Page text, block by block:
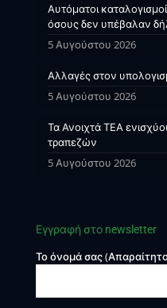
Αυτόματοι
όσους δεν υπέβαλαν
5 Αυγούστου 2026
Αλλαγές στον
5 Αυγούστου 2026
Τα Ανοιχτά ΤΕΑ
τραπεζών
5 Αυγούστου 2026
Εγγραφή στο newsletter
Το όνομά σας